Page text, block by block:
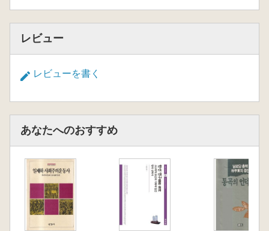
レビュー
レビューを書く
あなたへのおすすめ